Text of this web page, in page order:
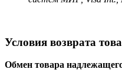
Условия возврата
Обмен товара